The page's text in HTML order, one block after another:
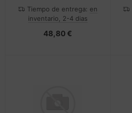
Tiempo de entrega: en
inventario, 2-4 dias
48,80 €